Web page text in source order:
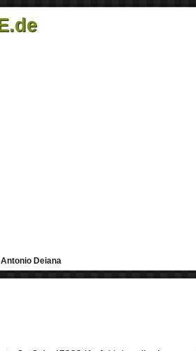
Antonio Deiana